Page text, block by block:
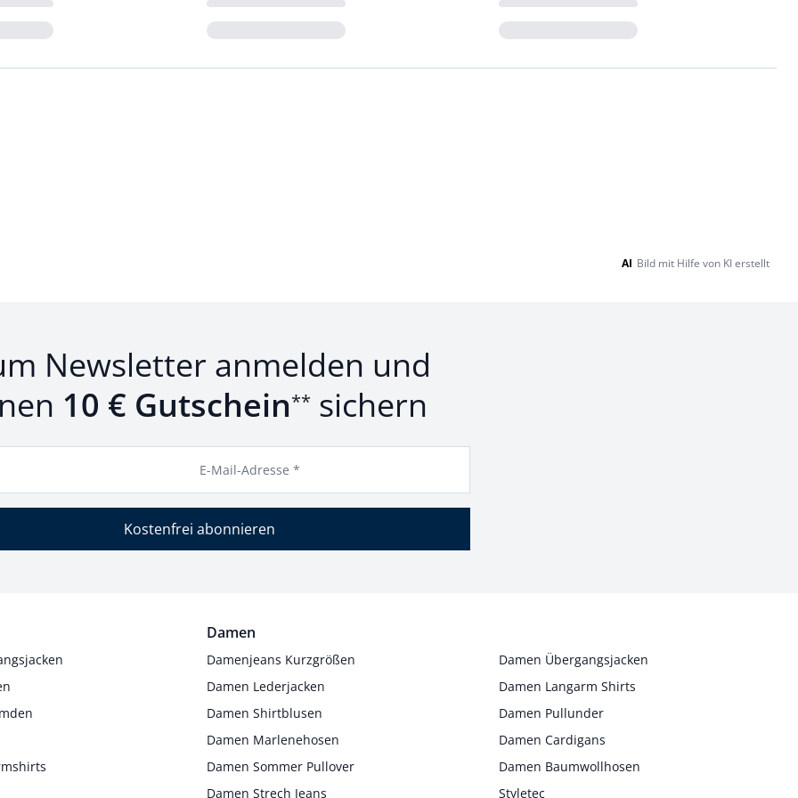
AI Bild mit Hilfe von KI erstellt
Newsletter anmelden und
10 € Gutschein** sichern
E-Mail-Adresse *
Kostenfrei abonnieren
Damen
Damenjeans Kurzgrößen
Damen Übergangsjacken
Damen Lederjacken
Damen Langarm Shirts
Damen Shirtblusen
Damen Pullunder
Damen Marlenehosen
Damen Cardigans
Damen Sommer Pullover
Damen Baumwollhosen
Damen Strech Jeans
Styletec